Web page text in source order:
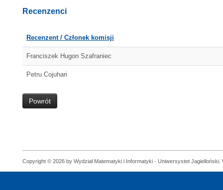
Recenzenci
Recenzent / Członek komisji
Franciszek Hugon Szafraniec
Petru Cojuhari
Powrót
Copyright © 2026 by Wydział Matematyki i Informatyki - Uniwersystet